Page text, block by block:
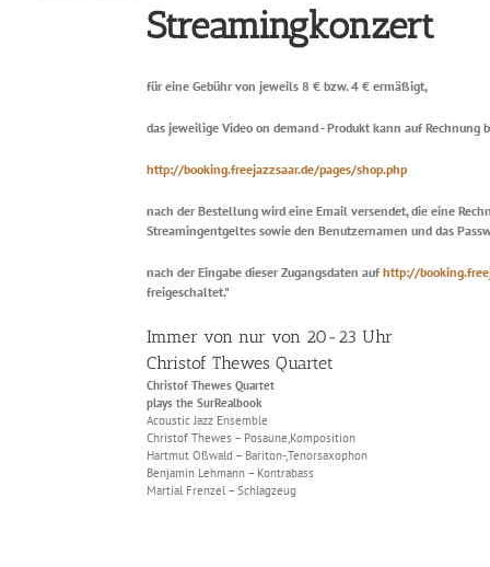
Streamingkonzert
für eine Gebühr von jeweils 8 € bzw. 4 € ermäßigt,
das jeweilige Video on demand - Produkt kann auf Rechnung
http://booking.freejazzsaar.de/pages/shop.php
nach der Bestellung wird eine Email versendet, die eine
Streamingentgeltes sowie den Benutzernamen und das
nach der Eingabe dieser Zugangsdaten aufhttp://
freigeschaltet."
Immer von nur von 20-23 Uhr
Christof Thewes Quartet
Christof Thewes Quartet
plays the SurRealbook
Acoustic Jazz Ensemble
Christof Thewes – Posaune,Komposition
Hartmut Oßwald – Bariton-,Tenorsaxophon
Benjamin Lehmann – Kontrabass
Martial Frenzel – Schlagzeug